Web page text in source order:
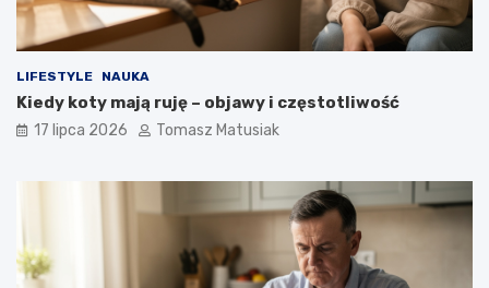
LIFESTYLE NAUKA
Kiedy koty mają ruję – objawy i częstotliwość
17 lipca 2026 Tomasz Matusiak